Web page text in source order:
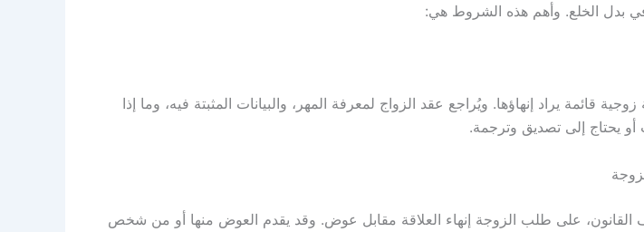
بدل الخلع. وأهم هذه الشروط هي:
قائمة يراد إنهاؤها. ويُراجع عقد الزواج لمعرفة المهر، والبيانات المثبتة فيه، وما إذا
أو يحتاج إلى تصديق وترجمة.
القانون، على طلب الزوجة إنهاء العلاقة مقابل عوض. وقد يقدم العوض منها أو من شخص